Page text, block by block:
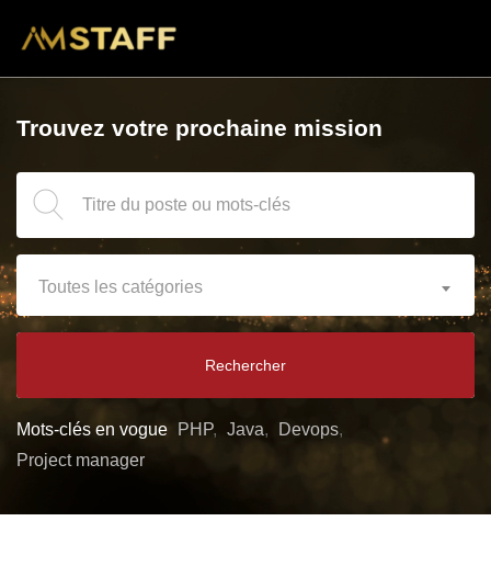
Trouvez votre prochaine mission
Toutes les catégories
Rechercher
Mots-clés en vogue PHP Java
Devops
Project manager